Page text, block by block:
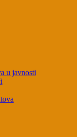
u javnosti